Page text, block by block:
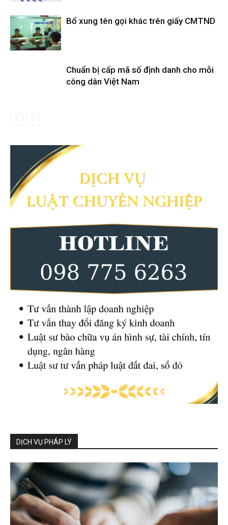
Bổ xung tên gọi khác trên giấy CMTND
Chuẩn bị cấp mã số định danh cho mỗi
công dân Việt Nam
DỊCH VỤ PHÁP LÝ